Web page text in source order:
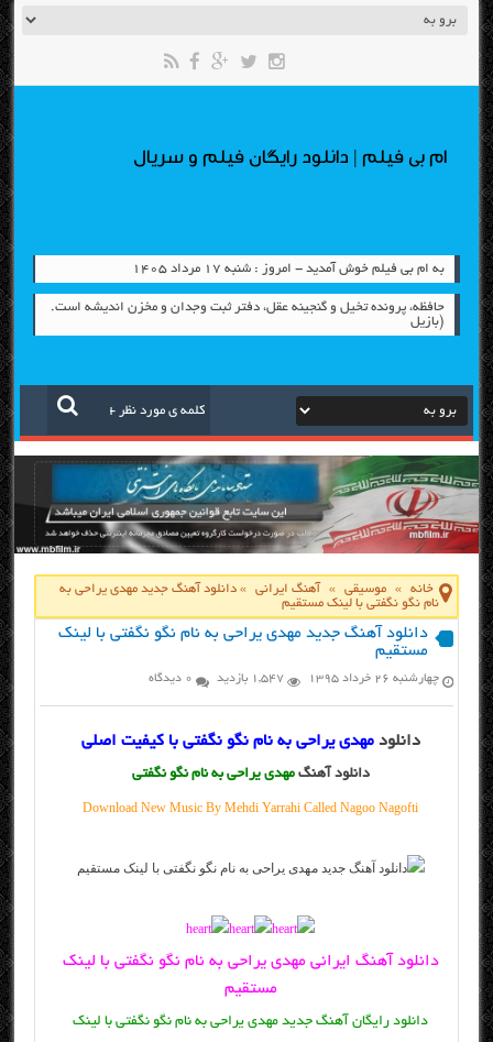
ام بی فیلم | دانلود رایگان فیلم و سریال
به ام بی فیلم خوش آمدید - امروز : شنبه ۱۷ مرداد ۱۴۰۵
حافظه، پرونده تخيل و گنجينه عقل، دفتر ثبت وجدان و مخزن انديشه است.
(بازيل
خانه » موسیقی » آهنگ ایرانی »دانلود آهنگ جدید مهدی یراحی به
نام نگو نگفتی با لینک مستقیم
دانلود آهنگ جدید مهدی یراحی به نام نگو نگفتی با لینک
مستقیم
چهارشنبه ۲۶ خرداد ۱۳۹۵ 1,547 بازدید 0 دیدگاه
دانلود مهدی یراحی به نام نگو نگفتی با کیفیت اصلی
دانلود آهنگ مهدی یراحی به نام نگو نگفتی
Download New Music By Mehdi Yarrahi Called Nagoo Nagofti
دانلود آهنگ ایرانی مهدی یراحی به نام نگو نگفتی با لینک
مستقیم
دانلود رایگان آهنگ جدید مهدی یراحی به نام نگو نگفتی با لینک